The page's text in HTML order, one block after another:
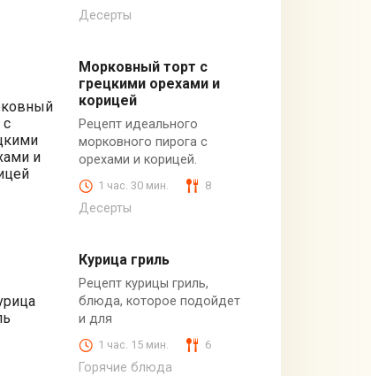
Десерты
Морковный торт с
грецкими орехами и
корицей
Рецепт идеального
морковного пирога с
орехами и корицей.
1 час. 30 мин. 8
Десерты
Курица гриль
Рецепт курицы гриль,
блюда, которое подойдет
и для
1 час. 15 мин. 6
Горячие блюда